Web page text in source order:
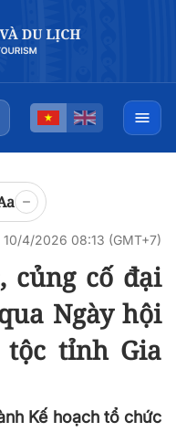
10/4/2026 08:13 (GMT+7)
củng cố đại
Ngày hội
tộc tỉnh Gia
Kế hoạch tổ chức